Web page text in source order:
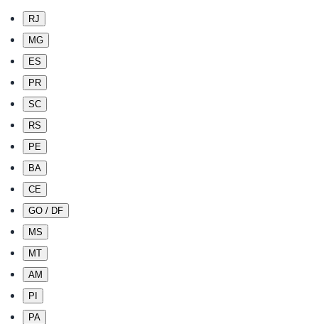
RJ
MG
ES
PR
SC
RS
PE
BA
CE
GO / DF
MS
MT
AM
PI
PA